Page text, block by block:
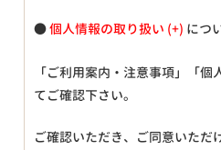
●個人情報の取り扱い につ
「ご利用案内・注意事項」「
てご確認下さい。
ご確認いただき、ご同意いただ